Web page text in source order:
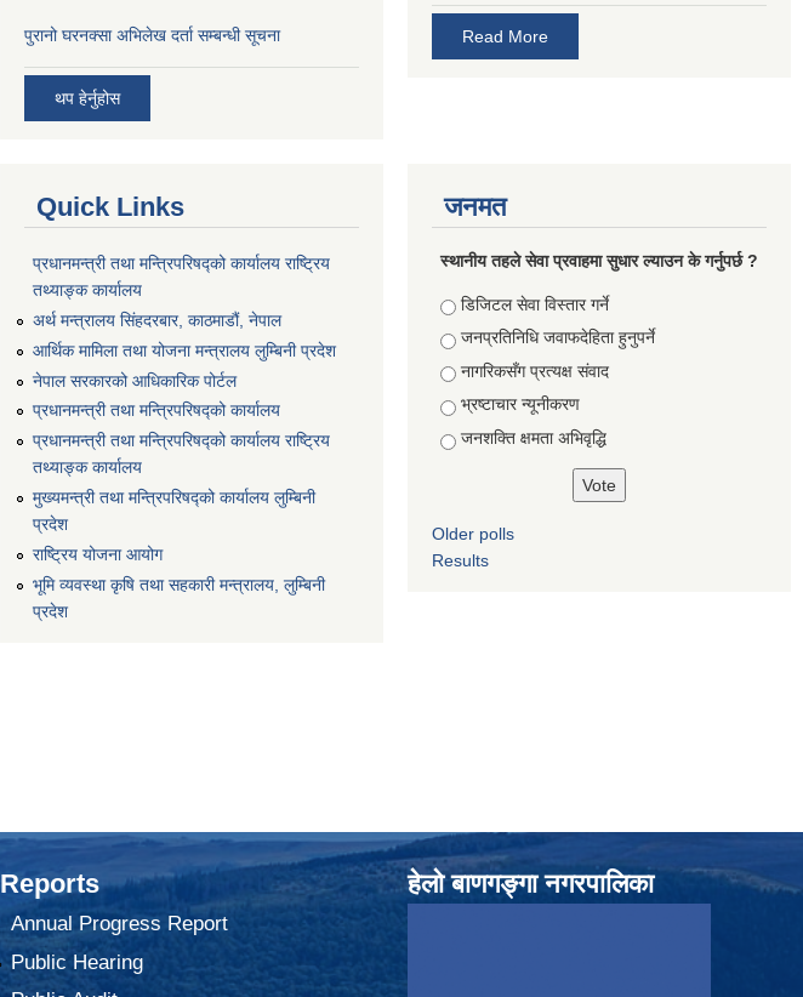
पुरानो घरनक्सा अभिलेख दर्ता सम्बन्धी सूचना
थप हेर्नुहोस
Read More
Quick Links
प्रधानमन्त्री तथा मन्त्रिपरिषद्को कार्यालय राष्ट्रिय
तथ्याङ्क कार्यालय
अर्थ मन्त्रालय सिंहदरबार, काठमाडौं, नेपाल
आर्थिक मामिला तथा योजना मन्त्रालय लुम्बिनी प्रदेश
नेपाल सरकारको आधिकारिक पोर्टल
प्रधानमन्त्री तथा मन्त्रिपरिषद्को कार्यालय
प्रधानमन्त्री तथा मन्त्रिपरिषद्को कार्यालय राष्ट्रिय
तथ्याङ्क कार्यालय
मुख्यमन्त्री तथा मन्त्रिपरिषद्को कार्यालय लुम्बिनी
प्रदेश
राष्ट्रिय योजना आयोग
भूमि व्यवस्था कृषि तथा सहकारी मन्त्रालय, लुम्बिनी
प्रदेश
जनमत
स्थानीय तहले सेवा प्रवाहमा सुधार ल्याउन के गर्नुपर्छ ?
Choices
डिजिटल सेवा विस्तार गर्ने
जनप्रतिनिधि जवाफदेहिता हुनुपर्ने
नागरिकसँग प्रत्यक्ष संवाद
भ्रष्टाचार न्यूनीकरण
जनशक्ति क्षमता अभिवृद्धि
Older polls
Results
Reports
Annual Progress Report
Public Hearing
हेलाे बाणगङ्गा नगरपालिका